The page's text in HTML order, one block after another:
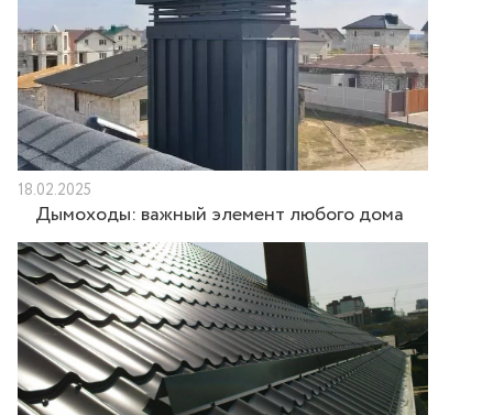
18.02.2025
Дымоходы: важный элемент любого дома